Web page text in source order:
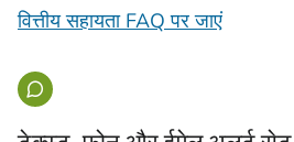
वित्तीय सहायता FAQ पर जाएं